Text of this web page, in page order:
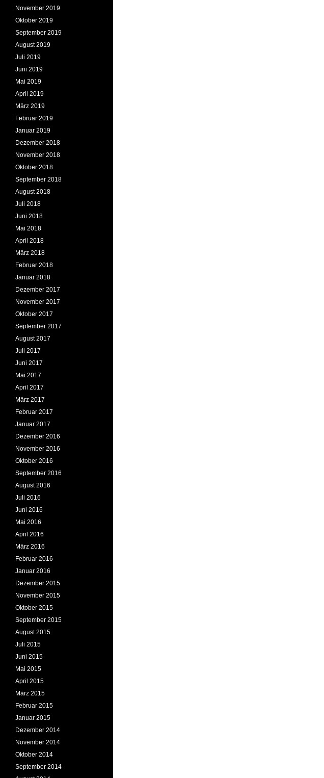
November 2019
Oktober 2019
September 2019
August 2019
Juli 2019
Juni 2019
Mai 2019
April 2019
März 2019
Februar 2019
Januar 2019
Dezember 2018
November 2018
Oktober 2018
September 2018
August 2018
Juli 2018
Juni 2018
Mai 2018
April 2018
März 2018
Februar 2018
Januar 2018
Dezember 2017
November 2017
Oktober 2017
September 2017
August 2017
Juli 2017
Juni 2017
Mai 2017
April 2017
März 2017
Februar 2017
Januar 2017
Dezember 2016
November 2016
Oktober 2016
September 2016
August 2016
Juli 2016
Juni 2016
Mai 2016
April 2016
März 2016
Februar 2016
Januar 2016
Dezember 2015
November 2015
Oktober 2015
September 2015
August 2015
Juli 2015
Juni 2015
Mai 2015
April 2015
März 2015
Februar 2015
Januar 2015
Dezember 2014
November 2014
Oktober 2014
September 2014